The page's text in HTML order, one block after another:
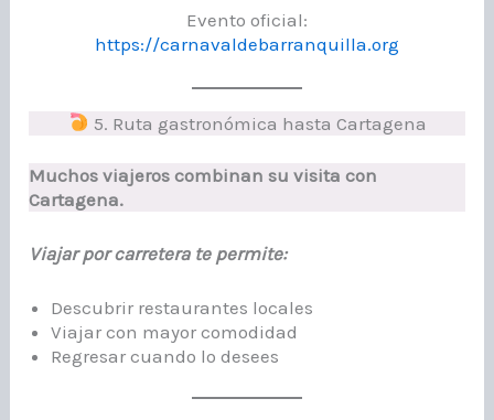
Evento oficial:
https://carnavaldebarranquilla.org
5. Ruta gastronómica hasta Cartagena
Muchos viajeros combinan su visita con
Cartagena.
Viajar por carretera te permite:
Descubrir restaurantes locales
Viajar con mayor comodidad
Regresar cuando lo desees